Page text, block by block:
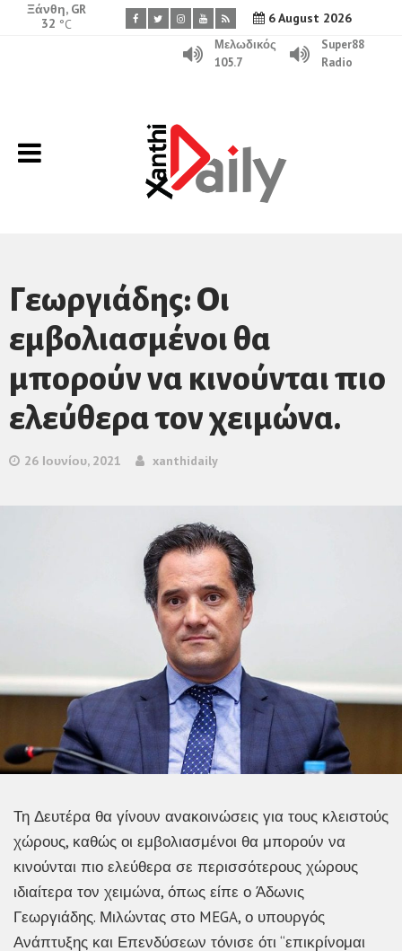
6 August 2026
Ξάνθη, GR
32 °C
Μελωδικός
105.7
Super88
Radio
Γεωργιάδης: Οι
εμβολιασμένοι θα
μπορούν να κινούνται πιο
ελεύθερα τον χειμώνα.
26 Ιουνίου, 2021 xanthidaily
Τη Δευτέρα θα γίνουν ανακοινώσεις για τους κλειστούς
χώρους, καθώς οι εμβολιασμένοι θα μπορούν να
κινούνται πιο ελεύθερα σε περισσότερους χώρους
ιδιαίτερα τον χειμώνα, όπως είπε ο Άδωνις
Γεωργιάδης. Μιλώντας στο MEGA, ο υπουργός
Ανάπτυξης και Επενδύσεων τόνισε ότι “επικρίνομαι